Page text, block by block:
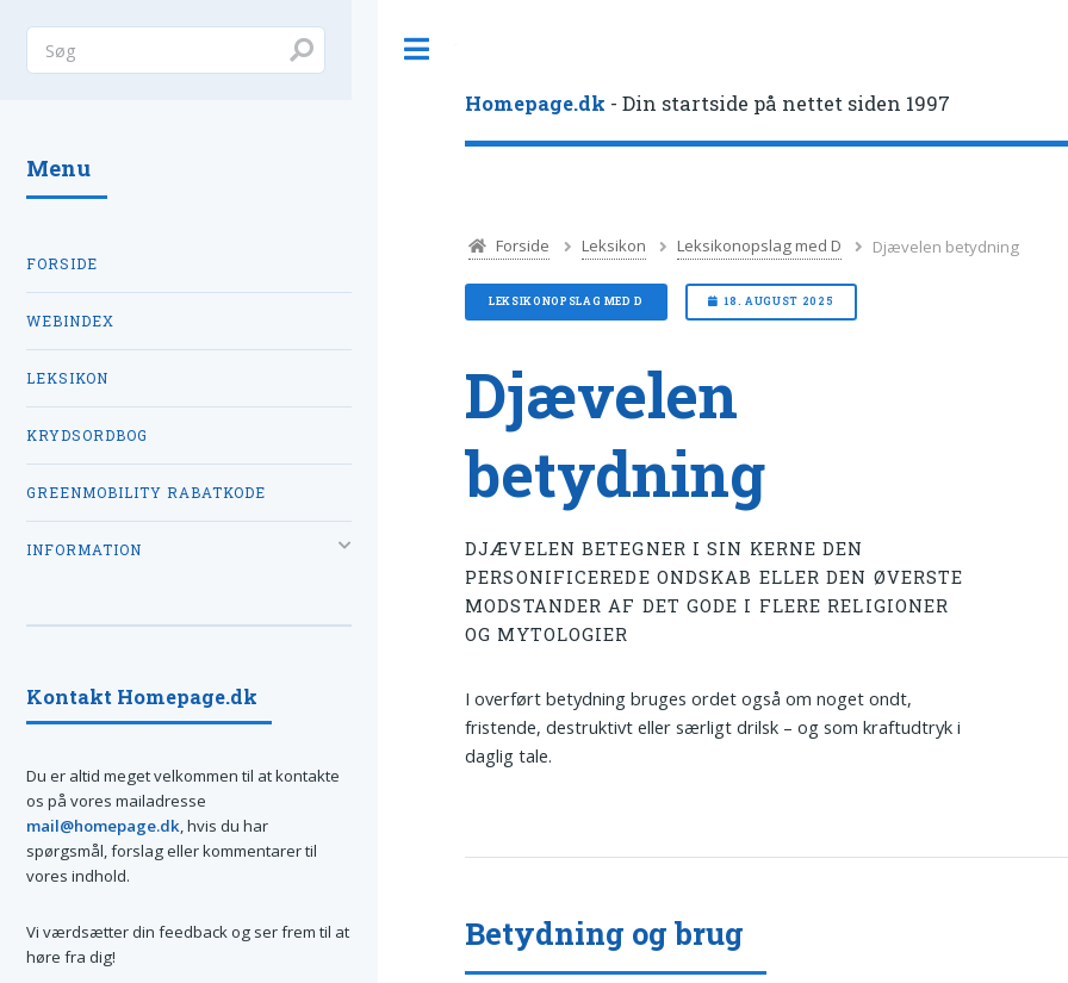
Homepage.dk - Din startside på nettet siden 1997
Forside Leksikon Leksikonopslag med D Djævelen betydning
LEKSIKONOPSLAG MED D 18. AUGUST 2025
Djævelen
betydning
DJÆVELEN BETEGNER I SIN KERNE DEN
PERSONIFICEREDE ONDSKAB ELLER DEN ØVERSTE
MODSTANDER AF DET GODE I FLERE RELIGIONER
OG MYTOLOGIER
I overført betydning bruges ordet også om noget ondt,
fristende, destruktivt eller særligt drilsk – og som kraftudtryk i
daglig tale.
Betydning og brug
Menu
FORSIDE
WEBINDEX
LEKSIKON
KRYDSORDBOG
GREENMOBILITY RABATKODE
INFORMATION
Kontakt Homepage.dk
Du er altid meget velkommen til at kontakte
os på vores mailadresse
mail@homepage.dk, hvis du har
spørgsmål, forslag eller kommentarer til
vores indhold.
Vi værdsætter din feedback og ser frem til at
høre fra dig!